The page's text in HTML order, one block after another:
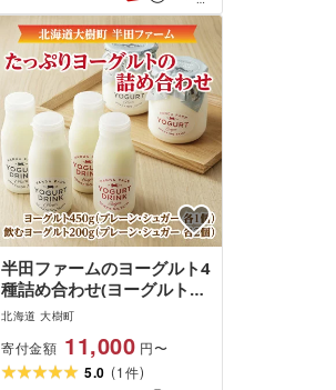
半田ファームのヨーグルト4
種詰め合わせ(ヨーグルト2
種、飲むヨーグルト2種)[配
北海道 大樹町
寄付金額 11,000 円〜
5.0 (1件)